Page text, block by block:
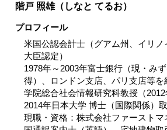
階戸 照雄（しなと てるお）
プロフィール
米国公認会計士（グアム州、イリ
大臣認定）
1978年～2003年富士銀行（現・み
得）、ロンドン支店、パリ支店等
学院総合社会情報研究科教授（
2014年日本大学 博士（国際関係）取
現職・資格：株式会社ファースト